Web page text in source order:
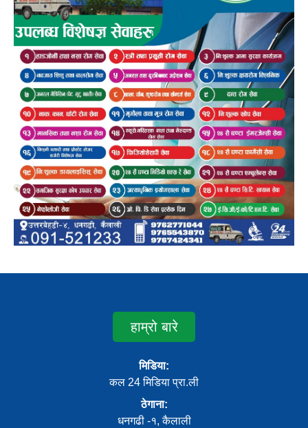
हाम्रो बारे
मिडिया:
कल 24 मिडिया प्रा.ली
ठेगाना:
धनगढी -१, कैलाली